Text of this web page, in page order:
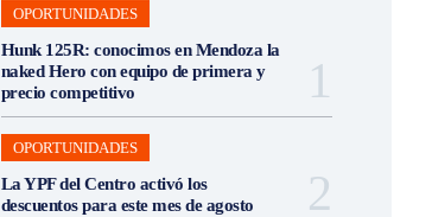
OPORTUNIDADES
Hunk 125R: conocimos en Mendoza la
naked Hero con equipo de primera y
precio competitivo
OPORTUNIDADES
La YPF del Centro activó los
descuentos para este mes de agosto